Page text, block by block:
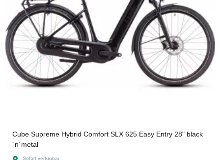
Cube Supreme Hybrid Comfort SLX 625 Easy Entry 28" black
´n´metal
Sofort verfügbar